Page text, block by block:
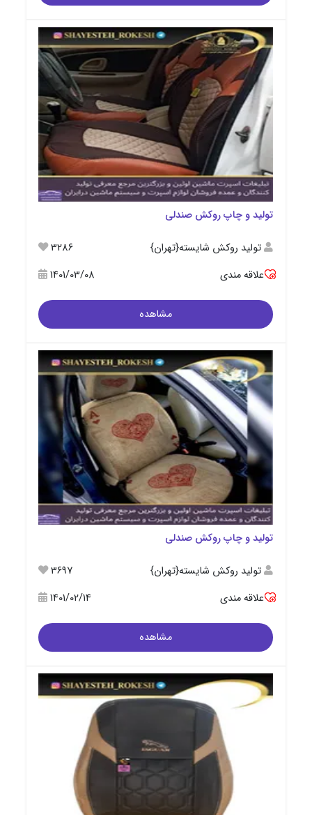
تولید و چاپ روکش صندلی
تولید روکش شایسته{تهران}
3286
علاقه مندی
1401/03/08
مشاهده
تولید و چاپ روکش صندلی
تولید روکش شایسته{تهران}
3697
علاقه مندی
1401/02/14
مشاهده